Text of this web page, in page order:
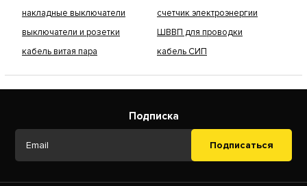
накладные выключатели
счетчик электроэнергии
выключатели и розетки
ШВВП для проводки
кабель витая пара
кабель СИП
Подписка
Подписаться